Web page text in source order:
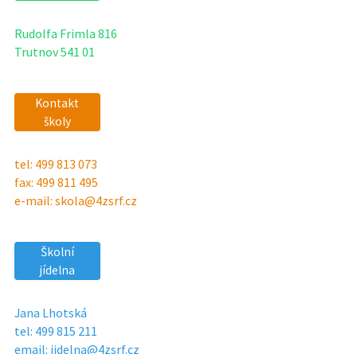
Rudolfa Frimla 816
Trutnov 541 01
Kontakt
školy
tel: 499 813 073
fax: 499 811 495
e-mail: skola@4zsrf.cz
Školní
jídelna
Jana Lhotská
tel: 499 815 211
email: jidelna@4zsrf.cz